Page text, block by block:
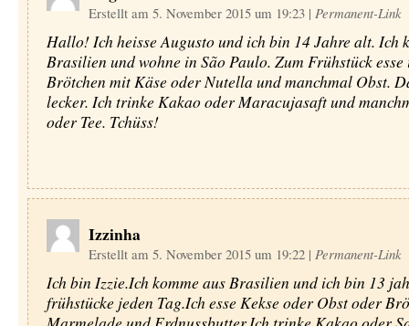
Erstellt am 5. November 2015 um 19:23 | Permanent-Link
Hallo! Ich heisse Augusto und ich bin 14 Jahre alt. Ich
Brasilien und wohne in São Paulo. Zum Frühstück esse
Brötchen mit Käse oder Nutella und manchmal Obst.
lecker. Ich trinke Kakao oder Maracujasaft und
oder Tee. Tchüss!
Izzinha
Erstellt am 5. November 2015 um 19:22 | Permanent-Link
Ich bin Izzie.Ich komme aus Brasilien und ich bin 13
frühstücke jeden Tag.Ich esse Kekse oder Obst oder